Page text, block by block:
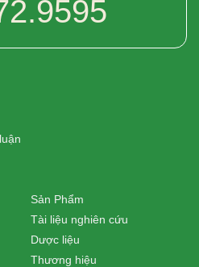
Sản Phẩm
Tài liệu nghiên cứu
Dược liệu
Thương hiệu